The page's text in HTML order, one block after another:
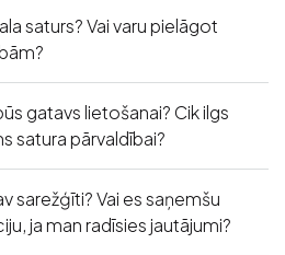
saturs? Vai varu pielāgot
gatavs lietošanai? Cik ilgs
satura pārvaldībai?
sarežģīti? Vai es saņemšu
ja man radīsies jautājumi?